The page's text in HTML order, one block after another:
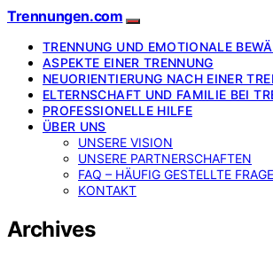
Trennungen.com
TRENNUNG UND EMOTIONALE
ASPEKTE EINER TRENNUNG
NEUORIENTIERUNG NACH EINER
ELTERNSCHAFT UND FAMILIE BEI
PROFESSIONELLE HILFE
ÜBER UNS
UNSERE VISION
UNSERE PARTNERSCHAFTEN
FAQ – HÄUFIG GESTELLTE
KONTAKT
Archives